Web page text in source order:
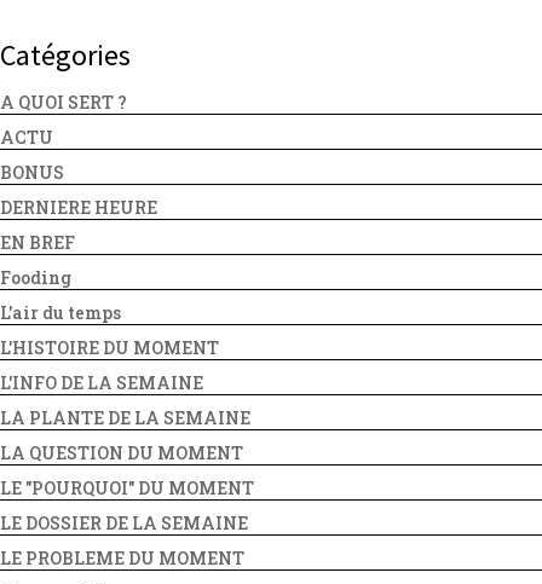
Catégories
A QUOI SERT ?
ACTU
BONUS
DERNIERE HEURE
EN BREF
Fooding
L'air du temps
L'HISTOIRE DU MOMENT
L'INFO DE LA SEMAINE
LA PLANTE DE LA SEMAINE
LA QUESTION DU MOMENT
LE "POURQUOI" DU MOMENT
LE DOSSIER DE LA SEMAINE
LE PROBLEME DU MOMENT